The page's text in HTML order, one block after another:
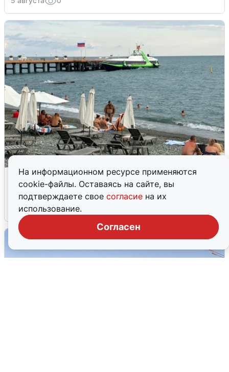
На информационном ресурсе применяются
cookie-файлы. Оставаясь на сайте, вы
подтверждаете свое согласие на их
использование.
Согласен
Жители и туристы Сочи рассказали
об атаке БПЛА 5 августа
5 августа 0